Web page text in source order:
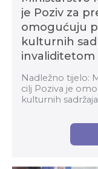
je Poziv za
omogućuju
kulturnih
invaliditetom
Hrvatskoj u
Nadležno tijelo:
cilj Poziva je
kulturnih